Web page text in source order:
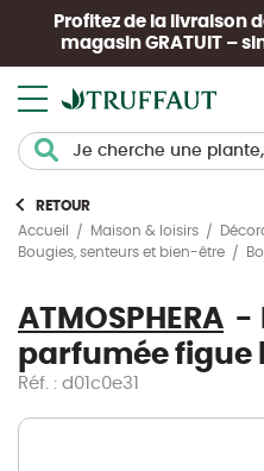
Profitez de la livraison
magasin GRATUIT –
RETOUR
Accueil
Maison & loisirs
Bougies, senteurs et bien-être
ATMOSPHERA
parfumée figue
Réf. : d01c0e31